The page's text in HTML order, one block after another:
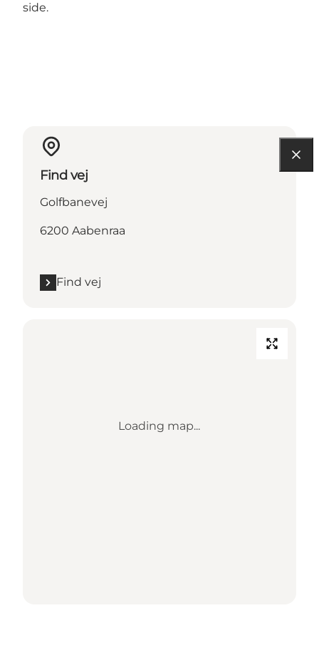
side.
Find vej
Golfbanevej
6200 Aabenraa
Find vej
Loading map...